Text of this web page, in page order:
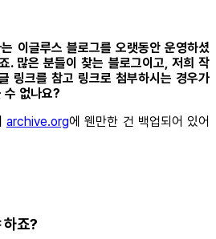
이글루스 블로그를 오랫동안 운영하셨
. 많은 분들이 찾는 블로그이고, 저희 작
링크를 참고 링크로 첨부하시는 경우가
수 없나요?
archive.org에 웬만한 건 백업되어 있어
하죠?